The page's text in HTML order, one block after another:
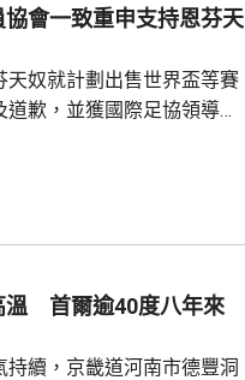
會一致重申支持恩芬天
天奴就計劃出售世界盃等賽
歉，並獲國際足協領導層
席莫特塞佩表示，歡迎國
場完全不同。歐洲足協重
任國際足協主席已失去信
，將抵制未來的世界盃...
溫 首爾逾40度八年來
持續，京畿道河南市德豐洞